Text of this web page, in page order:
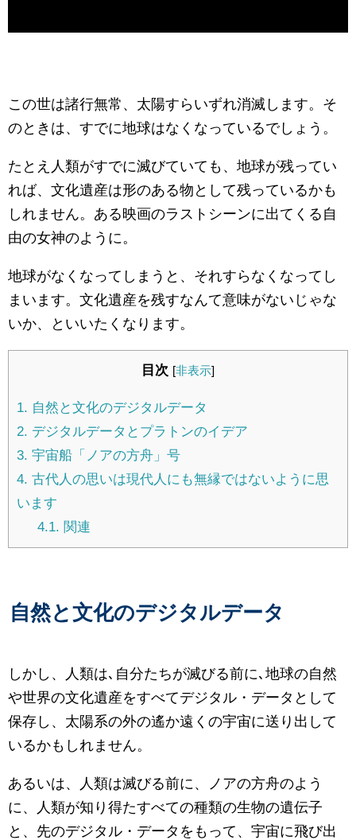
この世は諸行無常、太陽すらいずれ消滅します。そ
のときは、すでに地球はなくなっているでしょう。
たとえ人類がすでに滅びていても、地球が残ってい
れば、文化遺産は形のある物として残っているかも
しれません。ある映画のラストシーンに出てくる自
由の女神のように。
地球がなくなってしまうと、それすらなくなってし
まいます。文化遺産を残すなんて意味がないじゃな
いか、といいたくなります。
目次 [非表示]
1. 自然と文化のデジタルデータ
2. デジタルデータとプラトンのイデア
3. 宇宙船「ノアの方舟」号
4. 古代人の思いは現代人にも無縁ではないように思
います
4.1. 関連
自然と文化のデジタルデータ
しかし、人類は､自分たちが滅びる前に､地球の自然
や世界の文化遺産をすべてデジタル・データとして
保存し、太陽系の外の遙か遠くの宇宙に送り出して
いるかもしれません。
あるいは、人類は滅びる前に、ノアの方舟のよう
に、人類が知り得たすべての種類の生物の遺伝子
と、先のデジタル・データをもって、宇宙に飛び出